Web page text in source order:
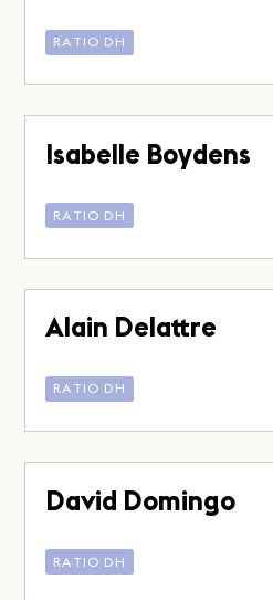
RATIO DH
Isabelle Boydens
RATIO DH
Alain Delattre
RATIO DH
David Domingo
RATIO DH